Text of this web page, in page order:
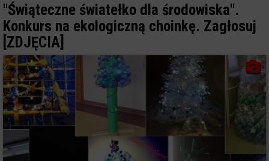
"Świąteczne światełko dla środowiska".
Konkurs na ekologiczną choinkę. Zagłosuj
[ZDJĘCIA]